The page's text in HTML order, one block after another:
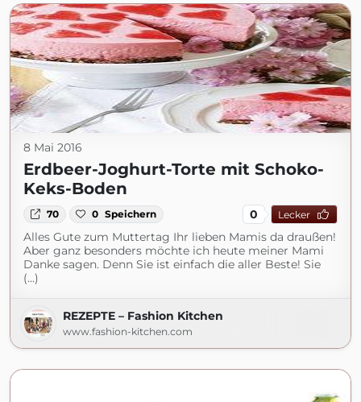
8 Mai 2016
Erdbeer-Joghurt-Torte mit Schoko-
Keks-Boden
70 0 Speichern 0 Lecker
Alles Gute zum Muttertag Ihr lieben Mamis da draußen!
Aber ganz besonders möchte ich heute meiner Mami
Danke sagen. Denn Sie ist einfach die aller Beste! Sie
(...)
REZEPTE – Fashion Kitchen
www.fashion-kitchen.com